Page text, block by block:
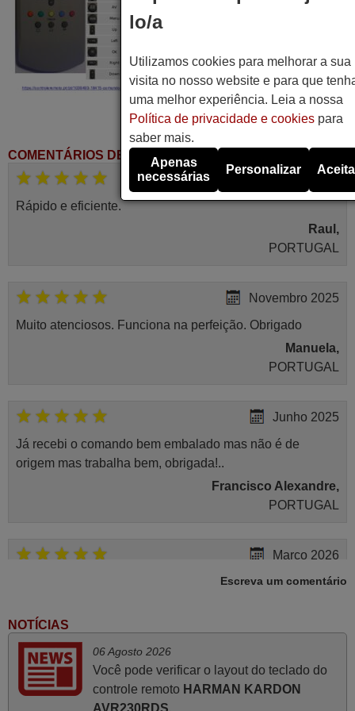
COMENTÁRIOS DE CLIENTES
Rápido e eficiente.
Raul,
PORTUGAL
Novembro 2025
Muito atenciosos. Funciona na perfeição. Obrigado
Manuela,
PORTUGAL
Junho 2025
Já recebi o comando bem embalado mas não é de
origem mas trabalha bem, obrigada!..
Francisco Alexandre,
PORTUGAL
Março 2026
Boa noite. Dando correspondência ao solicitado no corpo
deixar aqui o meu testemunho sobre a experiência que
tive com a vossa Empresa durante a minha encomenda
supra: Acolhimento da encomenda, informação ao
cliente, clareza de instruções durante o processo,
qualidade do produto, cumprimento dos prazos A TUDO
Escreva um comentário
NOTÍCIAS
06 Agosto 2026
Você pode verificar o layout do teclado do
controle remoto HARMAN KARDON
lo/a
Utilizamos cookies para melhorar a sua
visita no nosso website e para que
uma melhor experiência. Leia a nossa
Política de privacidade e cookiespara
saber mais.
Apenas
necessárias
Personalizar